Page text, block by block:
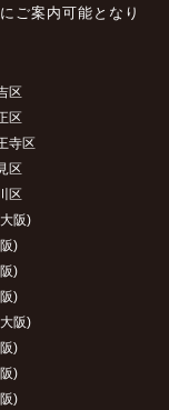
ご案内可能となり
区
区
寺区
区
区
阪)
)
)
)
阪)
)
)
)